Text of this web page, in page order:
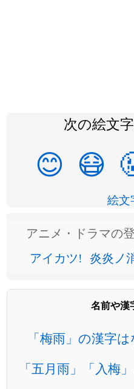
次の絵文
😊 😷
絵文
アニメ・ドラマの
アイカツ!
炎炎ノ
名前や漢
「梅雨」の漢字は
「五月雨」「入梅